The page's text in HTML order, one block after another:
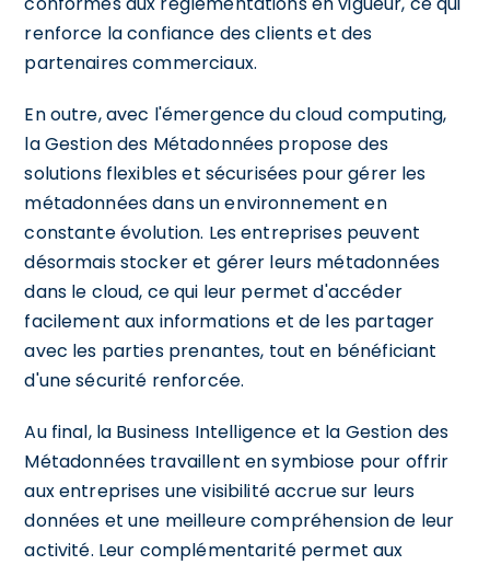
renforce la confiance des clients et des
partenaires commerciaux.
En outre, avec l'émergence du cloud computing,
la Gestion des Métadonnées propose des
solutions flexibles et sécurisées pour gérer les
métadonnées dans un environnement en
constante évolution. Les entreprises peuvent
désormais stocker et gérer leurs métadonnées
dans le cloud, ce qui leur permet d'accéder
facilement aux informations et de les partager
avec les parties prenantes, tout en bénéficiant
d'une sécurité renforcée.
Au final, la Business Intelligence et la Gestion des
Métadonnées travaillent en symbiose pour offrir
aux entreprises une visibilité accrue sur leurs
données et une meilleure compréhension de leur
activité. Leur complémentarité permet aux